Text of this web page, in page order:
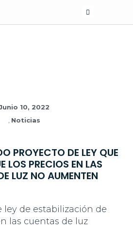
10, 2022
Noticias
PROYECTO DE LEY QUE
LOS PRECIOS EN LAS
LUZ NO AUMENTEN